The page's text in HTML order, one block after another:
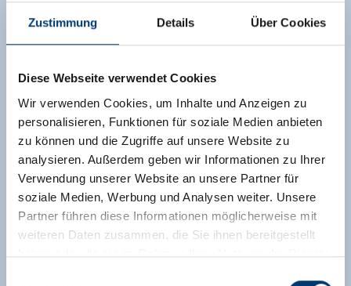
Zustimmung Details Über Cookies
Diese Webseite verwendet Cookies
Wir verwenden Cookies, um Inhalte und Anzeigen zu
personalisieren, Funktionen für soziale Medien anbieten
zu können und die Zugriffe auf unsere Website zu
analysieren. Außerdem geben wir Informationen zu Ihrer
Verwendung unserer Website an unsere Partner für
soziale Medien, Werbung und Analysen weiter. Unsere
Partner führen diese Informationen möglicherweise mit
weiteren Daten zusammen, die Sie ihnen bereitgestellt
haben oder die sie im Rahmen Ihrer Nutzung der Dienste